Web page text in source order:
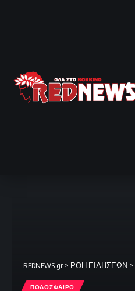
REDNEWS.gr > ΡΟΗ ΕΙΔΗΣΕΩΝ >
ΠΟΔΟΣΦΑΙΡΟ